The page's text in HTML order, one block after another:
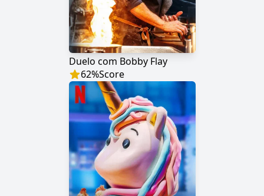
Duelo com Bobby Flay
62%Score